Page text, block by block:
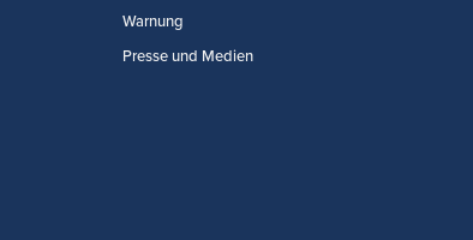
Warnung
Presse und Medien